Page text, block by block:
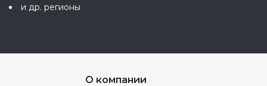
и др. регионы
О компании